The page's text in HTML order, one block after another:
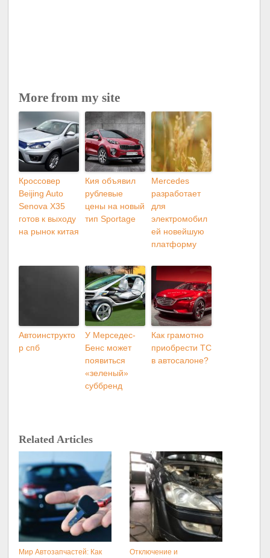
More from my site
Кроссовер
Beijing Auto
Senova X35
готов к выходу
на рынок китая
Кия объявил
рублевые
цены на новый
тип Sportage
Mercedes
разработает
для
электромобил
ей новейшую
платформу
Автоинструкто
р спб
У Мерседес-
Бенс может
появиться
«зеленый»
суббренд
Как грамотно
приобрести ТС
в автосалоне?
Related Articles
Мир Автозапчастей: Как Отключение и